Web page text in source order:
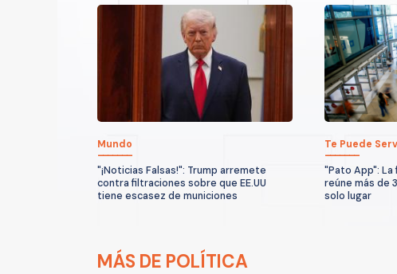
Mundo
"¡Noticias Falsas!": Trump arremete
contra filtraciones sobre que EE.UU
tiene escasez de municiones
Te Puede
"Pato App": La
reúne más de
solo lugar
MÁS DE POLÍTICA